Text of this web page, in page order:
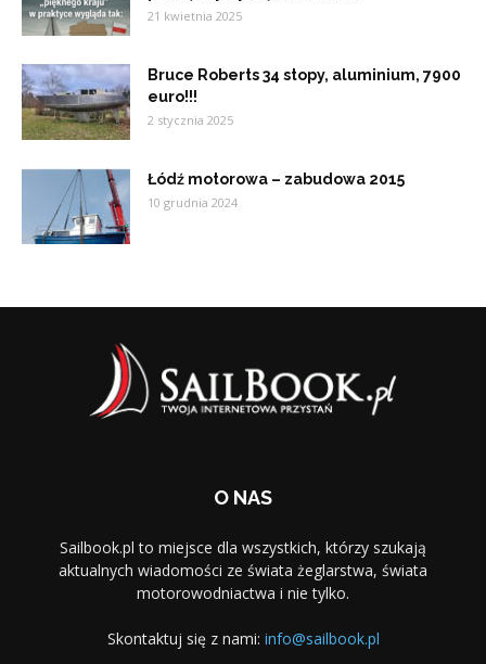
21 kwietnia 2025
Bruce Roberts 34 stopy, aluminium, 7900
euro!!!
2 stycznia 2025
Łódź motorowa – zabudowa 2015
10 grudnia 2024
O NAS
Sailbook.pl to miejsce dla wszystkich, którzy szukają
aktualnych wiadomości ze świata żeglarstwa, świata
motorowodniactwa i nie tylko.
Skontaktuj się z nami: info@sailbook.pl